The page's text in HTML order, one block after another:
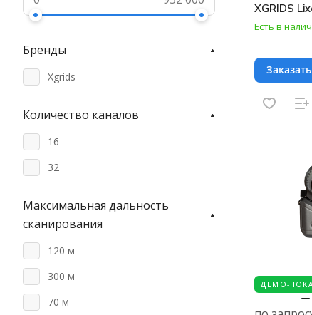
XGRIDS
Есть в
Заказать
ДЕМО-
Бренды
Xgrids
Количество каналов
16
32
Максимальная дальность
сканирования
120 м
300 м
70 м